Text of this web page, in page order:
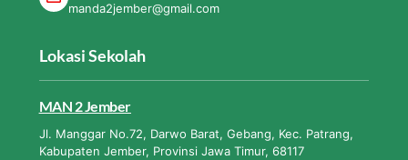
manda2jember@gmail.com
Lokasi Sekolah
MAN 2 Jember
Jl. Manggar No.72, Darwo Barat, Gebang, Kec. Patrang,
Kabupaten Jember, Provinsi Jawa Timur, 68117